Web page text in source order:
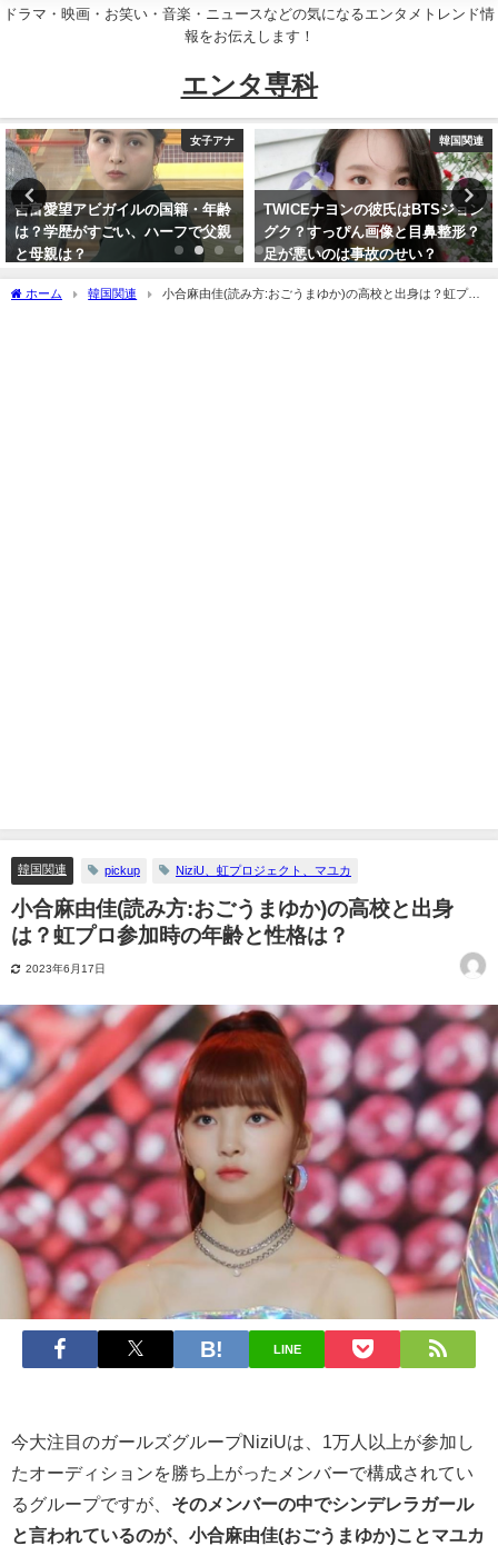
ドラマ・映画・お笑い・音楽・ニュースなどの気になるエンタメトレンド情
報をお伝えします！
エンタ専科
韓国関連
TWICEナヨンの彼氏はBTSジョン
グク？すっぴん画像と目鼻整形？
足が悪いのは事故のせい？
子役
きらりちゃんの年齢・身長・本名
は？auCM(桃姫)の女の子の正体
を紹介！
ホーム 韓国関連
小合麻由佳(読み方:おごうまゆか)の高校と出身は？虹プロ
韓国関連 pickup NiziU、虹プロジェクト、マユカ
小合麻由佳(読み方:おごうまゆか)の高校と出身
は？虹プロ参加時の年齢と性格は？
2023年6月17日
LINE
今大注目のガールズグループNiziUは、1万人以上が参加し
たオーディションを勝ち上がったメンバーで構成されてい
るグループですが、 そのメンバーの中でシンデレラガール
と言われているのが、小合麻由佳(おごうまゆか)ことマユカ